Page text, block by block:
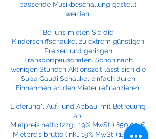
passende Musikbeschallung gestellt
werden.
Bei uns mieten Sie die
Kinderschiffschaukel zu extrem günstigen
Preisen und geringen
Transportpauschalen. Schon nach
wenigen Stunden Aktionszeit lässt sich die
Supa Gaudi Schaukel einfach durch
Einnahmen an den Mieter refinanzieren.
Lieferung*, Auf- und Abbau, mit Betreuung
ab:
Mietpreis netto (zzgl. 19% MwSt ) 850,00 €
Mietpreis brutto (inkl. 19% MwSt ) 1.011,50